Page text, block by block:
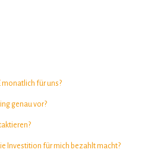
monatlich für uns?
genau vor?
Investition für mich bezahlt macht?